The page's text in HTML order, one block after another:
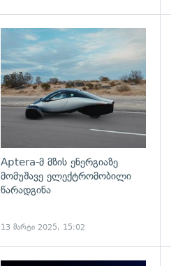
Aptera-მ მზის ენერგიაზე
მომუშავე ელექტრომობილი
წარადგინა
13 მარტი 2025, 15:02